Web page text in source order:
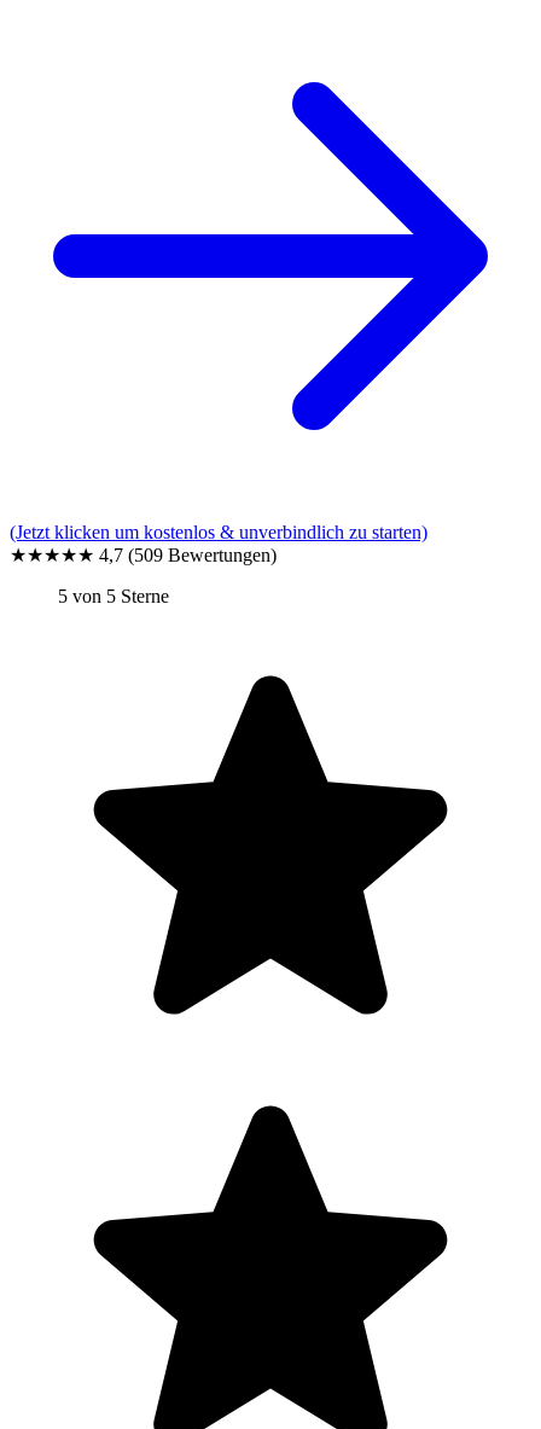
(Jetzt klicken um kostenlos & unverbindlich zu starten)
★★★★★ 4,7 (509 Bewertungen)
5 von 5 Sterne